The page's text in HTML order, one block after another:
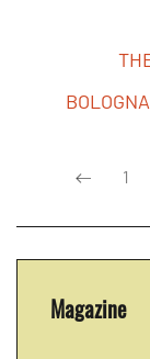
1
Magazine